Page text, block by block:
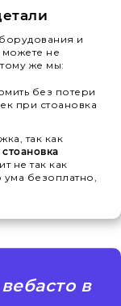
и
можете не
же мы:
без потери
при стоановка
так как
не так как
безоплатно,
в